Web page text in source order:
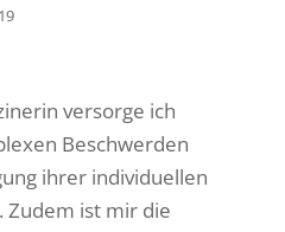
versorge ich
Beschwerden
ihrer individuellen
Zudem ist mir die